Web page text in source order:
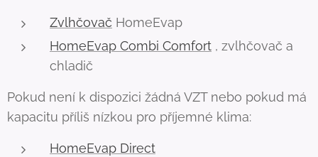
Zvlhčovač HomeEvap
HomeEvap Combi Comfort , zvlhčovač a
chladič
Pokud není k dispozici žádná VZT nebo pokud má
kapacitu příliš nízkou pro příjemné klima:
HomeEvap Direct